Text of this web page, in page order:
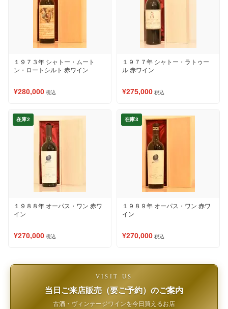
１９７３年 シャトー・ムート
ン・ロートシルト 赤ワイン
¥280,000 税込
１９７７年 シャトー・ラトゥー
ル 赤ワイン
¥275,000 税込
在庫2
１９８８年 オーパス・ワン 赤ワ
イン
¥270,000 税込
在庫3
１９８９年 オーパス・ワン 赤ワ
イン
¥270,000 税込
VISIT US
当日ご来店販売（要ご予約）のご案内
古酒・ヴィンテージワインを今日買えるお店